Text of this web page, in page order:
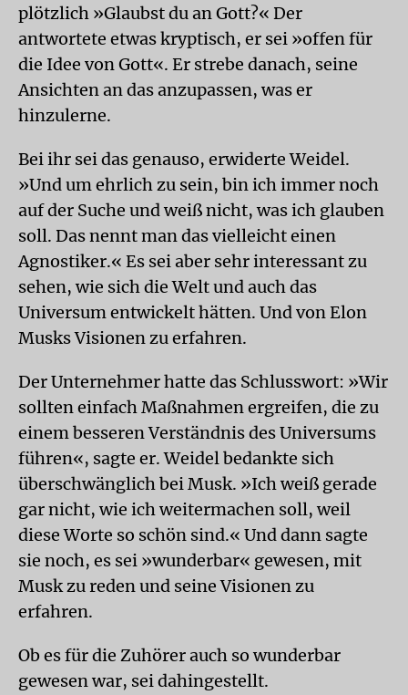
plötzlich »Glaubst du an Gott?« Der
antwortete etwas kryptisch, er sei »offen für
die Idee von Gott«. Er strebe danach, seine
Ansichten an das anzupassen, was er
hinzulerne.
Bei ihr sei das genauso, erwiderte Weidel.
»Und um ehrlich zu sein, bin ich immer noch
auf der Suche und weiß nicht, was ich glauben
soll. Das nennt man das vielleicht einen
Agnostiker.« Es sei aber sehr interessant zu
sehen, wie sich die Welt und auch das
Universum entwickelt hätten. Und von Elon
Musks Visionen zu erfahren.
Der Unternehmer hatte das Schlusswort: »Wir
sollten einfach Maßnahmen ergreifen, die zu
einem besseren Verständnis des Universums
führen«, sagte er. Weidel bedankte sich
überschwänglich bei Musk. »Ich weiß gerade
gar nicht, wie ich weitermachen soll, weil
diese Worte so schön sind.« Und dann sagte
sie noch, es sei »wunderbar« gewesen, mit
Musk zu reden und seine Visionen zu
erfahren.
Ob es für die Zuhörer auch so wunderbar
gewesen war, sei dahingestellt.